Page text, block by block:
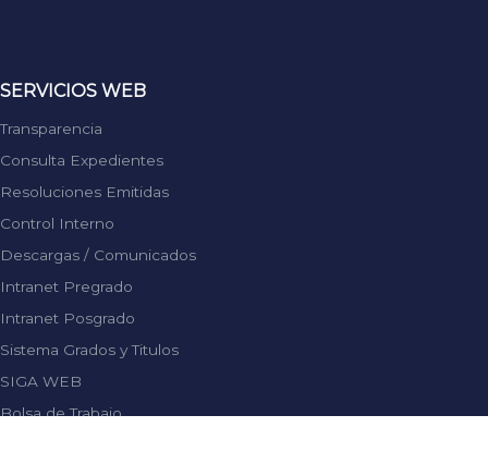
SERVICIOS WEB
Transparencia
Consulta Expedientes
Resoluciones Emitidas
Control Interno
Descargas / Comunicados
Intranet Pregrado
Intranet Posgrado
Sistema Grados y Titulos
SIGA WEB
Bolsa de Trabajo